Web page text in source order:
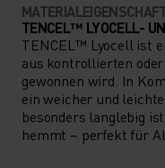
TENCEL™ LYOCELL-
TENCEL™ Lyocell ist
aus kontrollierten
gewonnen wird. In
ein weicher und
besonders langlebig
hemmt – perfekt für